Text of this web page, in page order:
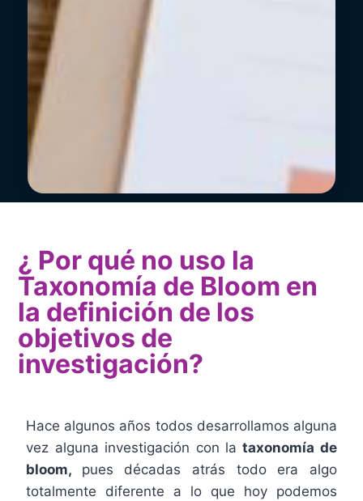
¿ Por qué no uso la
Taxonomía de Bloom en
la definición de los
objetivos de
investigación?
Hace algunos años todos desarrollamos alguna
vez alguna investigación con lataxonomía de
bloom, pues décadas atrás todo era algo
totalmente diferente a lo que hoy podemos